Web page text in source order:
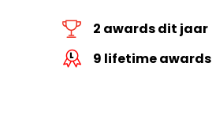
2 awards dit jaar
9 lifetime awards